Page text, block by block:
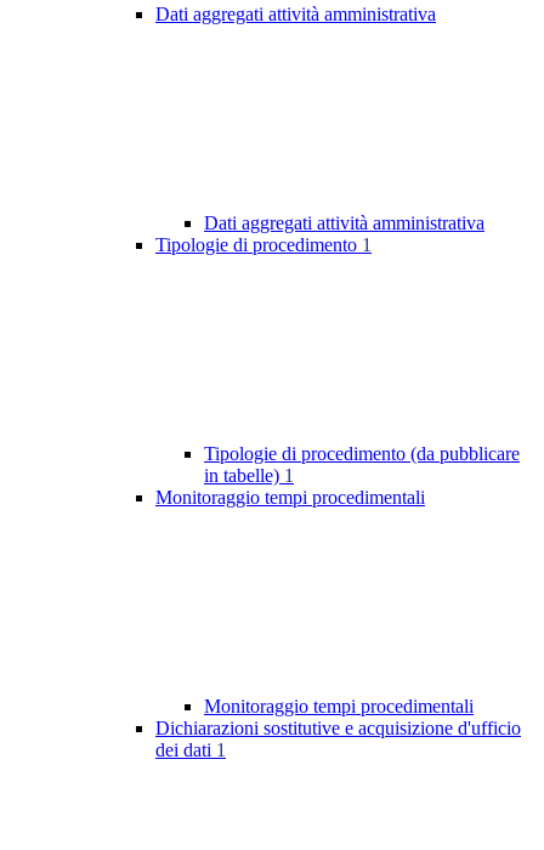
Dati aggregati attività amministrativa
Dati aggregati attività amministrativa
Tipologie di procedimento 1
Tipologie di procedimento (da pubblicare
in tabelle) 1
Monitoraggio tempi procedimentali
Monitoraggio tempi procedimentali
Dichiarazioni sostitutive e acquisizione d'ufficio
dei dati 1